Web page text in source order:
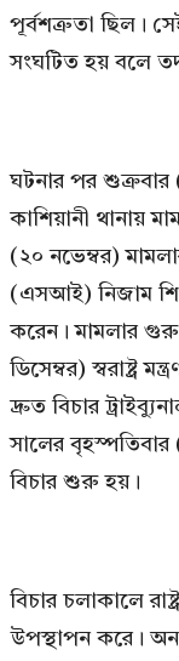
পূর্বশত্রুতা ছিল।
সংঘটিত হয় বলে
ঘটনার পর শুক্রবার
কাশিয়ানী থানায়
(২০ নভেম্বর)
(এসআই) নিজাম
করেন। মামলার
ডিসেম্বর) স্বরাষ্ট্র
দ্রুত বিচার
সালের
বিচার শুরু হয়।
বিচার চলাকালে
উপস্থাপন করে।